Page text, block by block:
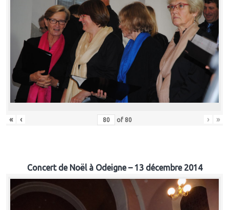
« ‹ of 80 › »
Concert de Noël à Odeigne – 13 décembre 2014